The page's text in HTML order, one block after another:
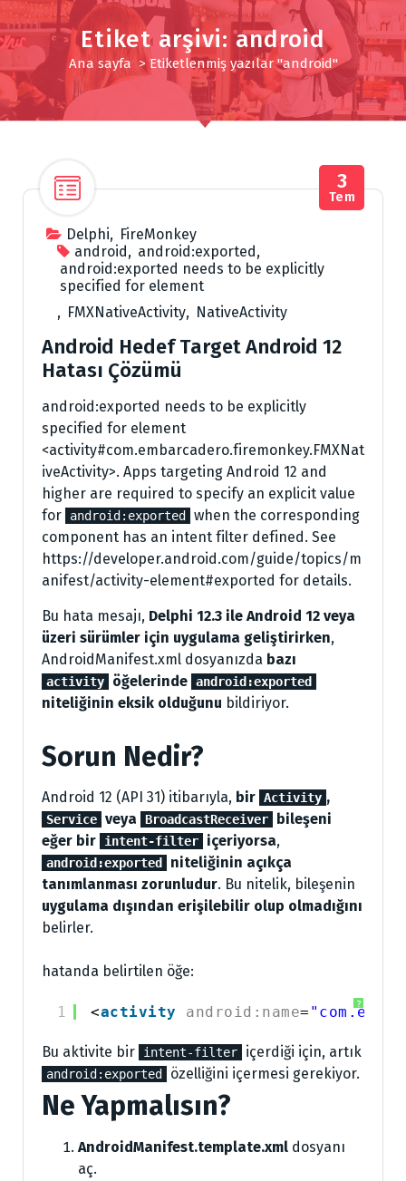
Etiket arşivi: android
Ana sayfa >Etiketlenmiş yazılar "android"
Delphi, FireMonkey
android, android:exported,
android:exported needs to be explicitly
specified for element
, FMXNativeActivity, NativeActivity
3
Tem
Android Hedef Target Android 12
Hatası Çözümü
android:exported needs to be explicitly
specified for element
<activity#com.embarcadero.firemonkey.FMXNat
iveActivity>. Apps targeting Android 12 and
higher are required to specify an explicit value
for
android:exported
when the corresponding
component has an intent filter defined. See
https://developer.android.com/guide/topics/m
anifest/activity-element#exported for details.
Bu hata mesajı, Delphi 12.3 ile Android 12 veya
üzeri sürümler için uygulama geliştirirken,
AndroidManifest.xml dosyanızda bazı
activity öğelerinde android:exported
niteliğinin eksik olduğunu bildiriyor.
Sorun Nedir?
Android 12 (API 31) itibarıyla, bir Activity ,
Service veya BroadcastReceiver
bileşeni
eğer bir
intent-filter içeriyorsa,
android:exported
niteliğinin açıkça
tanımlanması zorunludur. Bu nitelik, bileşenin
uygulama dışından erişilebilir olup olmadığını
belirler.
hatanda belirtilen öğe:
?
1 <activity android:name=
Bu aktivite bir intent-filter içerdiği için, artık
android:exported özelliğini içermesi gerekiyor.
Ne Yapmalısın?
AndroidManifest.template.xml dosyanı
aç.